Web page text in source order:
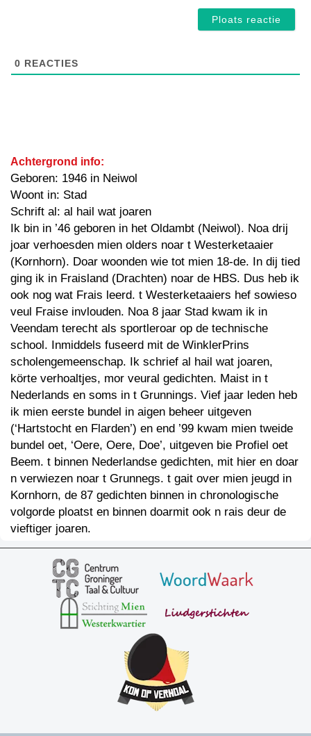
0 REACTIES
Achtergrond info:
Geboren: 1946 in Neiwol
Woont in: Stad
Schrift al: al hail wat joaren
Ik bin in ’46 geboren in het Oldambt (Neiwol). Noa drij
joar verhoesden mien olders noar t Westerketaaier
(Kornhorn). Doar woonden wie tot mien 18-de. In dij tied
ging ik in Fraisland (Drachten) noar de HBS. Dus heb ik
ook nog wat Frais leerd. t Westerketaaiers hef sowieso
veul Fraise invlouden. Noa 8 jaar Stad kwam ik in
Veendam terecht als sportleroar op de technische
school. Inmiddels fuseerd mit de WinklerPrins
scholengemeenschap. Ik schrief al hail wat joaren,
körte verhoaltjes, mor veural gedichten. Maist in t
Nederlands en soms in t Grunnings. Vief jaar leden heb
ik mien eerste bundel in aigen beheer uitgeven
(‘Hartstocht en Flarden’) en end ’99 kwam mien tweide
bundel oet, ‘Oere, Oere, Doe’, uitgeven bie Profiel oet
Beem. t binnen Nederlandse gedichten, mit hier en doar
n verwiezen noar t Grunnegs. t gait over mien jeugd in
Kornhorn, de 87 gedichten binnen in chronologische
volgorde ploatst en binnen doarmit ook n rais deur de
vieftiger joaren.